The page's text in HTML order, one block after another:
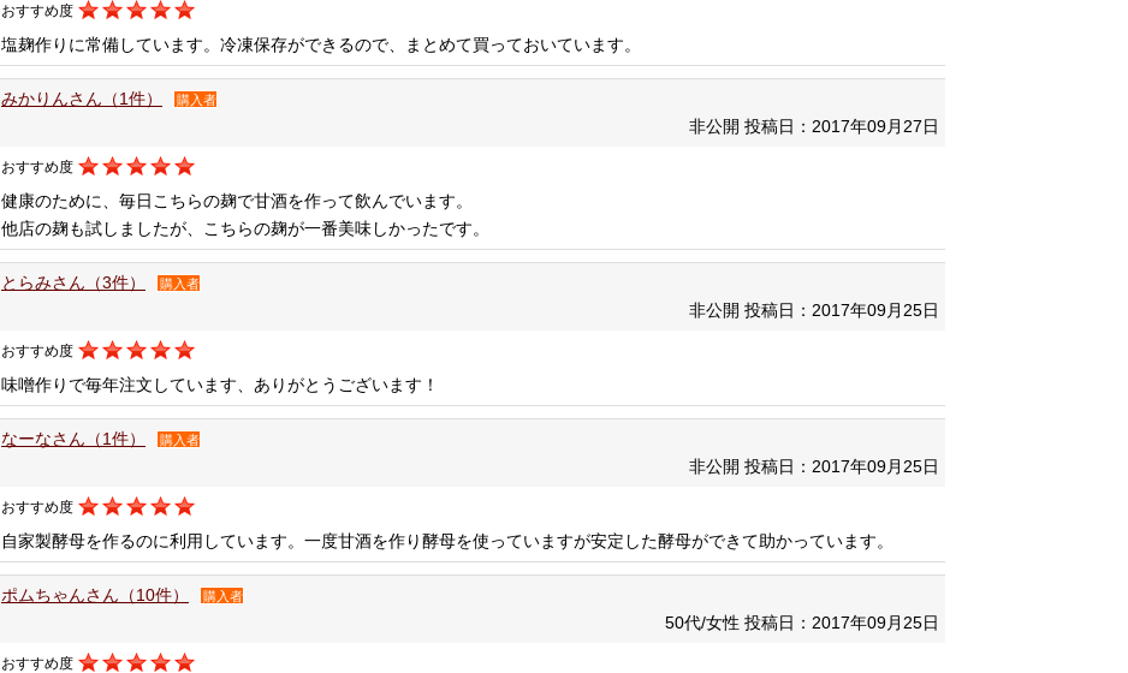
おすすめ度
塩麹作りに常備しています。冷凍保存ができるので、まとめて買っておいています。
みかりんさん（1件） 購入者
非公開 投稿日：2017年09月27日
おすすめ度
健康のために、毎日こちらの麹で甘酒を作って飲んでいます。
他店の麹も試しましたが、こちらの麹が一番美味しかったです。
とらみさん（3件） 購入者
非公開 投稿日：2017年09月25日
おすすめ度
味噌作りで毎年注文しています、ありがとうございます！
なーなさん（1件） 購入者
非公開 投稿日：2017年09月25日
おすすめ度
自家製酵母を作るのに利用しています。一度甘酒を作り酵母を使っていますが安定した酵母ができて助かっています。
ポムちゃんさん（10件） 購入者
50代/女性 投稿日：2017年09月25日
おすすめ度